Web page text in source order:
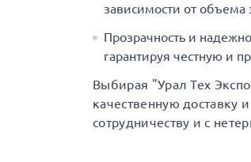
зависимости от объема
Прозрачность и
гарантируя честную и
Выбирая "Урал Тех
качественную
сотрудничеству и с